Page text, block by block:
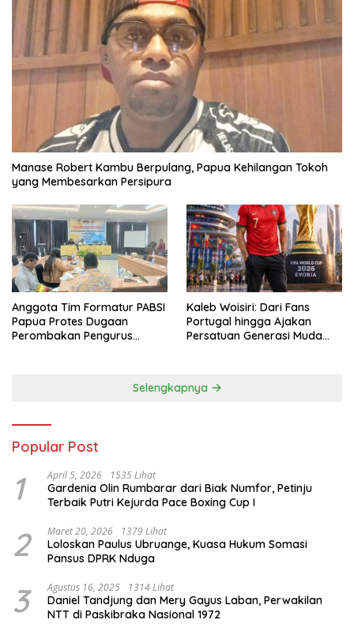
Manase Robert Kambu Berpulang, Papua Kehilangan Tokoh
yang Membesarkan Persipura
Anggota Tim Formatur PABSI
Papua Protes Dugaan
Perombakan Pengurus
Kaleb Woisiri: Dari Fans
Portugal hingga Ajakan
Persatuan Generasi Muda
Selengkapnya
Popular Post
1 April 5, 2026 1535 Lihat
Gardenia Olin Rumbarar dari Biak Numfor, Petinju
Terbaik Putri Kejurda Pace Boxing Cup I
2 Maret 20, 2026 1379 Lihat
Loloskan Paulus Ubruange, Kuasa Hukum Somasi
Pansus DPRK Nduga
3 Agustus 16, 2025 1314 Lihat
Daniel Tandjung dan Mery Gayus Laban, Perwakilan
NTT di Paskibraka Nasional 1972